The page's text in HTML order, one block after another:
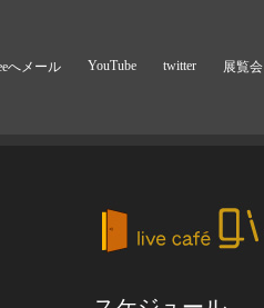
へメール YouTube twitter 展覧会